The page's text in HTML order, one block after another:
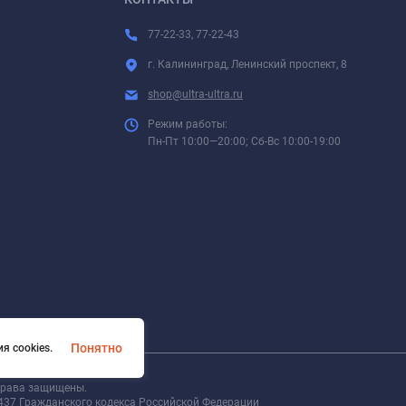
77-22-33, 77-22-43
г. Калининград, Ленинский проспект, 8
shop@ultra-ultra.ru
Режим работы:
Пн-Пт 10:00—20:00; Сб-Вс 10:00-19:00
защищены.
Гражданского кодекса Российской Федерации
cookies.
Понятно